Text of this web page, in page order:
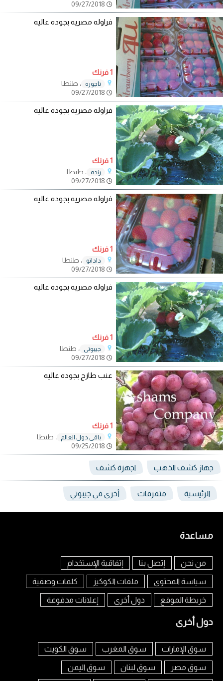
فراوله مصريه بجوده عاليه
1 فرنك
تاجوره
، طنطا
فراوله مصريه بجوده عاليه
1 فرنك
رنده
، طنطا
فراوله مصريه بجوده عاليه
1 فرنك
داداتو
، طنطا
فراوله مصريه بجوده عاليه
1 فرنك
جيبوتي
، طنطا
عنب طازج بجوده عاليه
1 فرنك
باقي دول العالم
، طنطا
جهاز كشف الذهب اجهزة كشف
الرئيسية متفرقات أخرى في جيبوتي
مساعدة
من نحن إتصل بنا إتفاقية الإستخدام
سياسة المحتوى ملفات الكوكيز كلمات وصفية
خريطة الموقع دول أخرى إعلانات مدفوعة
دول أخرى
سوق الإمارات سوق المغرب سوق الكويت
سوق مصر سوق لبنان سوق اليمن